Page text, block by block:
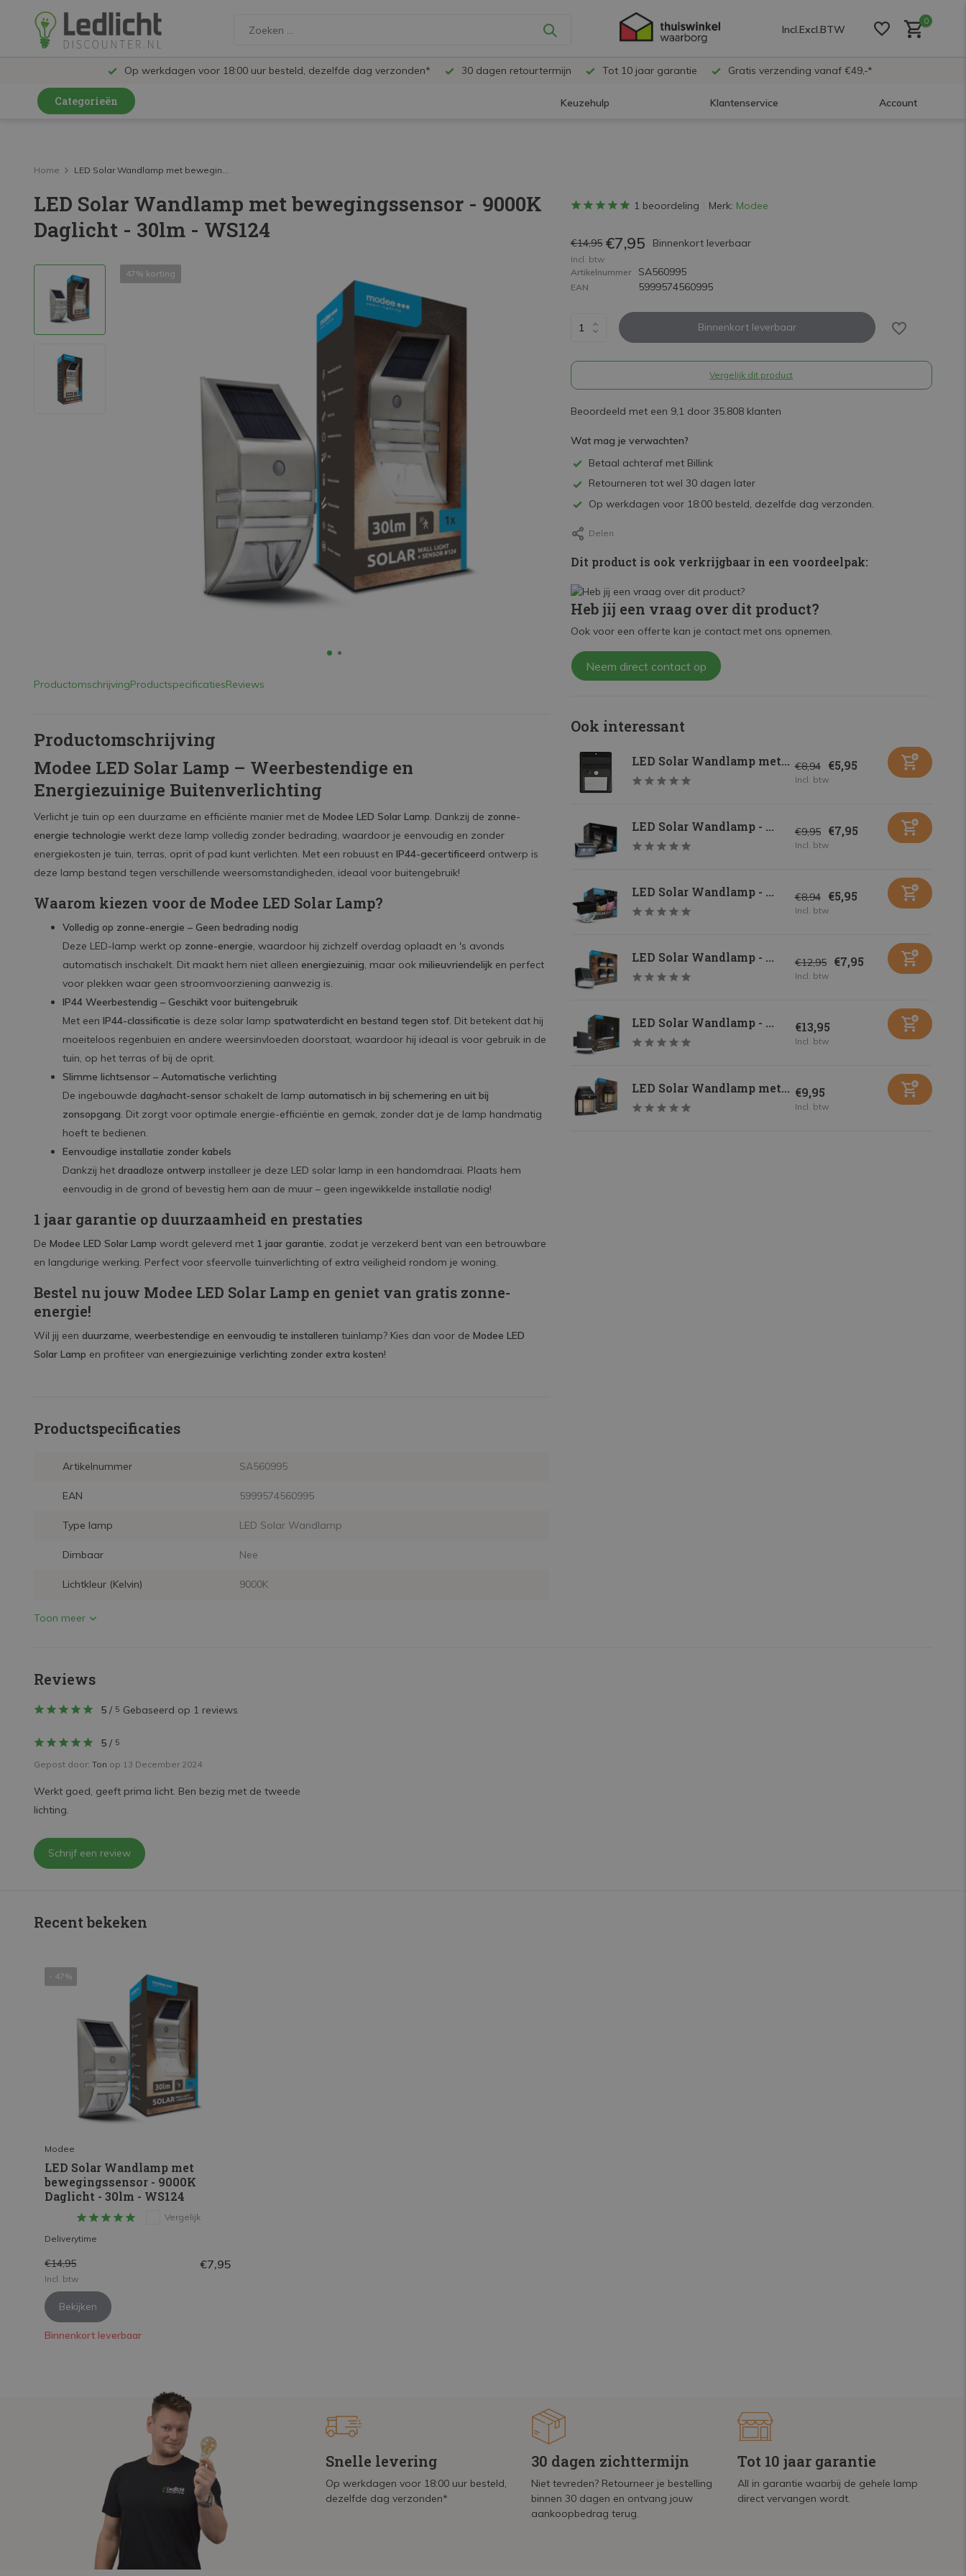
Incl.Excl.BTW
0
Op werkdagen voor 18:00 uur besteld, dezelfde dag verzonden* 30 dagen retourtermijn Tot 10 jaar garantie Gratis verzending vanaf €49,-*
Categorieën Keuzehulp Klantenservice Account
LED Railspots
LED Panelen
LED TL
LED Schijnwerpers
LED High Bay lampen
Decoratieve verlichting
LED Buitenverlichting
Home LED Solar Wandlamp met bewegin...
LED Solar Wandlamp met bewegingssensor - 9000K
Daglicht - 30lm - WS124
47% korting
ProductomschrijvingProductspecificatiesReviews
Productomschrijving
Modee LED Solar Lamp – Weerbestendige en
Energiezuinige Buitenverlichting
Verlicht je tuin op een duurzame en efficiënte manier met de Modee LED Solar Lamp. Dankzij de zonne-
energie technologie werkt deze lamp volledig zonder bedrading, waardoor je eenvoudig en zonder
energiekosten je tuin, terras, oprit of pad kunt verlichten. Met een robuust en IP44-gecertificeerd ontwerp is
deze lamp bestand tegen verschillende weersomstandigheden, ideaal voor buitengebruik!
Waarom kiezen voor de Modee LED Solar Lamp?
Volledig op zonne-energie – Geen bedrading nodig
Deze LED-lamp werkt op zonne-energie, waardoor hij zichzelf overdag oplaadt en 's avonds
automatisch inschakelt. Dit maakt hem niet alleen energiezuinig, maar ook milieuvriendelijk en perfect
voor plekken waar geen stroomvoorziening aanwezig is.
IP44 Weerbestendig – Geschikt voor buitengebruik
Met een IP44-classificatie is deze solar lamp spatwaterdicht en bestand tegen stof. Dit betekent dat hij
moeiteloos regenbuien en andere weersinvloeden doorstaat, waardoor hij ideaal is voor gebruik in de
tuin, op het terras of bij de oprit.
Slimme lichtsensor – Automatische verlichting
De ingebouwde dag/nacht-sensor schakelt de lamp automatisch in bij schemering en uit bij
zonsopgang. Dit zorgt voor optimale energie-efficiëntie en gemak, zonder dat je de lamp handmatig
hoeft te bedienen.
Eenvoudige installatie zonder kabels
Dankzij het draadloze ontwerp installeer je deze LED solar lamp in een handomdraai. Plaats hem
eenvoudig in de grond of bevestig hem aan de muur – geen ingewikkelde installatie nodig!
1 jaar garantie op duurzaamheid en prestaties
De Modee LED Solar Lamp wordt geleverd met 1 jaar garantie, zodat je verzekerd bent van een betrouwbare
en langdurige werking. Perfect voor sfeervolle tuinverlichting of extra veiligheid rondom je woning.
Bestel nu jouw Modee LED Solar Lamp en geniet van gratis zonne-
energie!
Wil jij een duurzame, weerbestendige en eenvoudig te installeren tuinlamp? Kies dan voor de Modee LED
Solar Lamp en profiteer van energiezuinige verlichting zonder extra kosten!
Productspecificaties
Artikelnummer SA560995
EAN 5999574560995
Type lamp LED Solar Wandlamp
Dimbaar Nee
Lichtkleur (Kelvin) 9000K
Toon meer
1 beoordeling Merk: Modee
€14,95 €7,95 Binnenkort leverbaar
Incl. btw
Artikelnummer
SA560995
EAN 5999574560995
Binnenkort leverbaar
Vergelijk dit product
Beoordeeld met een 9,1 door 35.808 klanten
Wat mag je verwachten?
Betaal achteraf met Billink
Retourneren tot wel 30 dagen later
Op werkdagen voor 18:00 besteld, dezelfde dag verzonden.
Delen
Dit product is ook verkrijgbaar in een voordeelpak:
Heb jij een vraag over dit product?
Ook voor een offerte kan je contact met ons opnemen.
Neem direct contact op
Ook interessant
LED Solar Wandlamp met... €8,94 €5,95
Incl. btw
LED Solar Wandlamp - ... €9,95 €7,95
Incl. btw
LED Solar Wandlamp - ... €8,94 €5,95
Incl. btw
LED Solar Wandlamp - ... €12,95 €7,95
Incl. btw
LED Solar Wandlamp - ... €13,95
Incl. btw
LED Solar Wandlamp met... €9,95
Incl. btw
Reviews
5 / 5 Gebaseerd op 1 reviews
5 / 5
Gepost door: Ton op 13 December 2024
Werkt goed, geeft prima licht. Ben bezig met de tweede
lichting.
Schrijf een review
Recent bekeken
- 47%
Modee
LED Solar Wandlamp met
bewegingssensor - 9000K
Daglicht - 30lm - WS124
Vergelijk
Deliverytime
€14,95 €7,95
Incl. btw
Bekijken
Binnenkort leverbaar
Snelle levering
Op werkdagen voor 18:00 uur besteld,
dezelfde dag verzonden*
30 dagen zichttermijn
Niet tevreden? Retourneer je bestelling
binnen 30 dagen en ontvang jouw
aankoopbedrag terug.
Tot 10 jaar garantie
All in garantie waarbij de gehele lamp
direct vervangen wordt.